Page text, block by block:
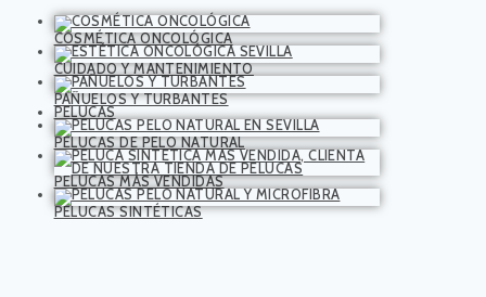
COSMÉTICA ONCOLÓGICA
CUIDADO Y MANTENIMIENTO
PAÑUELOS Y TURBANTES
PELUCAS
PELUCAS DE PELO NATURAL
PELUCAS MÁS VENDIDAS
PELUCAS SINTÉTICAS